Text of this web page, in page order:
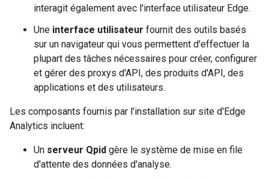
interagit également avec l'interface utilisateur Edge.
Une interface utilisateur fournit des outils basés
sur un navigateur qui vous permettent d'effectuer la
plupart des tâches nécessaires pour créer, configurer
et gérer des proxys d'API, des produits d'API, des
applications et des utilisateurs.
Les composants fournis par l'installation sur site d'Edge
Analytics incluent:
Un serveur Qpid gère le système de mise en file
d'attente des données d'analyse.